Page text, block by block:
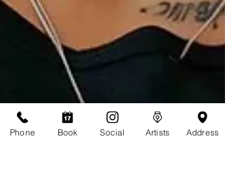
Phone Book Social Artists Address